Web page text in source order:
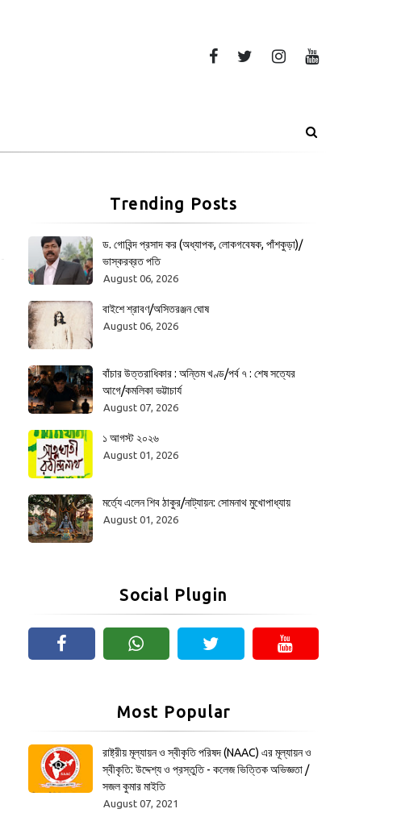
Trending Posts
ড. গোবিন্দ প্রসাদ কর (অধ্যাপক, লোকগবেষক, পাঁশকুড়া)/
ভাস্করব্রত পতি
August 06, 2026
বাইশে শ্রাবণ/অসিতরঞ্জন ঘোষ
August 06, 2026
বাঁচার উত্তরাধিকার : অন্তিম খণ্ড/পর্ব ৭ : শেষ সত্যের
আগে/কমলিকা ভট্টাচার্য
August 07, 2026
১ আগস্ট ২০২৬
August 01, 2026
মর্ত্যে এলেন শিব ঠাকুর/নাট্যায়ন: সোমনাথ মুখোপাধ্যায়
August 01, 2026
Social Plugin
Most Popular
রাষ্ট্রীয় মূল্যায়ন ও স্বীকৃতি পরিষদ (NAAC) এর মূল্যায়ন ও
স্বীকৃতি: উদ্দেশ্য ও প্রস্তুতি - কলেজ ভিত্তিক অভিজ্ঞতা /
সজল কুমার মাইতি
August 07, 2021